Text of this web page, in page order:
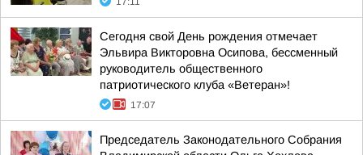
Сегодня свой День рождения отмечает
Эльвира Викторовна Осипова, бессменный
руководитель общественного
патриотического клуба «Ветеран»!
17:07
Председатель Законодательного Собрания